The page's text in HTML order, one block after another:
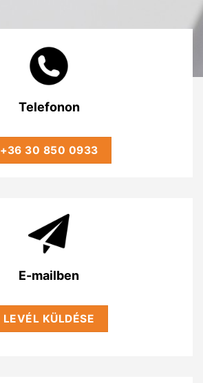
Telefonon
+36 30 850 0933
E-mailben
LEVÉL KÜLDÉSE